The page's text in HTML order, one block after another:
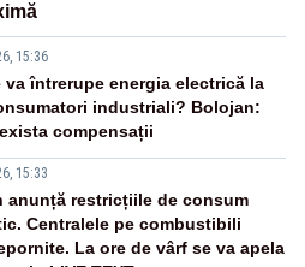
15:36
va întrerupe energia electrică la
industriali? Bolojan:
compensații
15:33
anunță restricțiile de consum
Centralele pe combustibili
La ore de vârf se va apela